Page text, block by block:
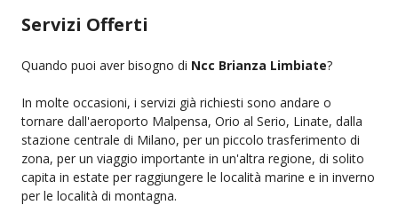
Servizi Offerti
Quando puoi aver bisogno di Ncc Brianza Limbiate?
In molte occasioni, i servizi già richiesti sono andare o
tornare dall'aeroporto Malpensa, Orio al Serio, Linate, dalla
stazione centrale di Milano, per un piccolo trasferimento di
zona, per un viaggio importante in un'altra regione, di solito
capita in estate per raggiungere le località marine e in inverno
per le località di montagna.